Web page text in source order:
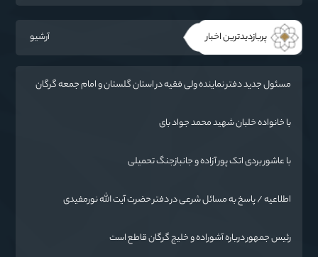
پربازدیدترین اخبار آرشیو
مسئول جدید دفتر نماینده ولی فقیه در استان گلستان و امام جمعه گرگان
با خانواده خلبان شهید محمد جواد بای
با عاشور بردی اتک پور آزاده و جانبازجنگ تحمیلی
اطلاعیه / پاسخ به مسائل شرعی در دفتر حضرت آیت الله نورمفیدی
رئیس جمهور درباره آشوراده و خلیج گرگان قاطع است